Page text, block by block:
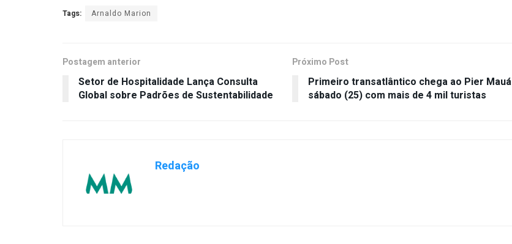
Tags: Arnaldo Marion
Postagem anterior
Setor de Hospitalidade Lança Consulta
Global sobre Padrões de Sustentabilidade
Próximo Post
Primeiro transatlântico chega ao Pier Mauá
sábado (25) com mais de 4 mil turistas
Redação